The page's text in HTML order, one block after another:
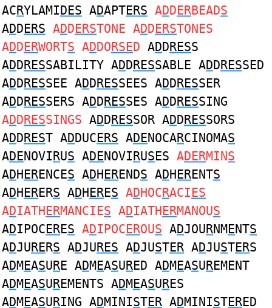
ACRYLAMIDES ADAPTERS ADDERBEADS
ADDERS ADDERSTONE ADDERSTONES
ADDERWORTS ADDORSED ADDRESS
ADDRESSABILITY ADDRESSABLE ADDRESSED
ADDRESSEE ADDRESSEES ADDRESSER
ADDRESSERS ADDRESSES ADDRESSING
ADDRESSINGS ADDRESSOR ADDRESSORS
ADDREST ADDUCERS ADENOCARCINOMAS
ADENOVIRUS ADENOVIRUSES ADERMINS
ADHERENCES ADHERENDS ADHERENTS
ADHERERS ADHERES ADHOCRACIES
ADIATHERMANCIES ADIATHERMANOUS
ADIPOCERES ADIPOCEROUS ADJOURNMENTS
ADJURERS ADJURES ADJUSTER ADJUSTERS
ADMEASURE ADMEASURED ADMEASUREMENT
ADMEASUREMENTS ADMEASURES
ADMEASURING ADMINISTER ADMINISTERED